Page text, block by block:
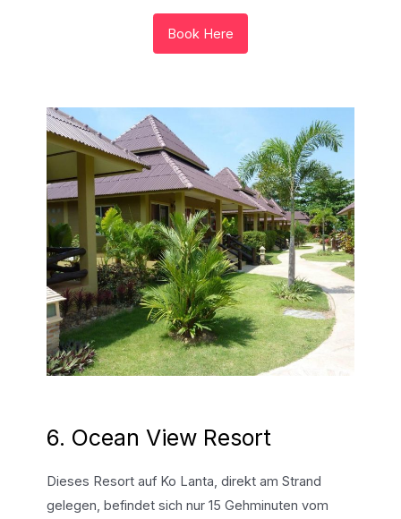
Book Here
6. Ocean View Resort
Dieses Resort auf Ko Lanta, direkt am Strand
gelegen, befindet sich nur 15 Gehminuten vom